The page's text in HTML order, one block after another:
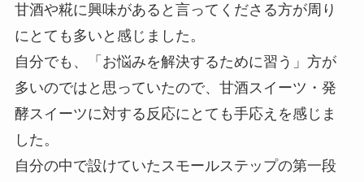
甘酒や糀に興味があると言ってくださる方が周り
にとても多いと感じました。
自分でも、「お悩みを解決するために習う」方が
多いのではと思っていたので、甘酒スイーツ・発
酵スイーツに対する反応にとても手応えを感じま
した。
自分の中で設けていたスモールステップの第一段